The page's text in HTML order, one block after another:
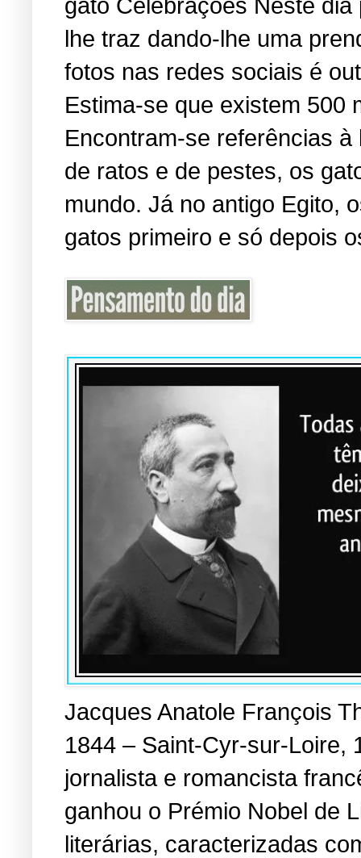
lhe traz dando-lhe uma
fotos nas redes sociais é
Estima-se que existem 500
Encontram-se referências
de ratos e de pestes, os
mundo. Já no antigo Egito,
gatos primeiro e só depois
Jacques Anatole François
1844 – Saint-Cyr-sur-Loire,
jornalista e romancista
ganhou o Prémio Nobel de
literárias, caracterizadas